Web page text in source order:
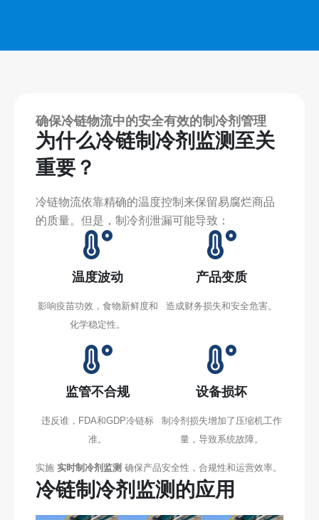
确保冷链物流中的安全有效的制冷剂管理
为什么冷链制冷剂监测至关
重要？
冷链物流依靠精确的温度控制来保留易腐烂商品
的质量。但是，制冷剂泄漏可能导致：
温度波动
影响疫苗功效，食物新鲜度和
化学稳定性。
产品变质
造成财务损失和安全危害。
监管不合规
违反谁，FDA和GDP冷链标
准。
设备损坏
制冷剂损失增加了压缩机工作
量，导致系统故障。
实施 实时制冷剂监测 确保产品安全性，合规性和运营效率。
冷链制冷剂监测的应用